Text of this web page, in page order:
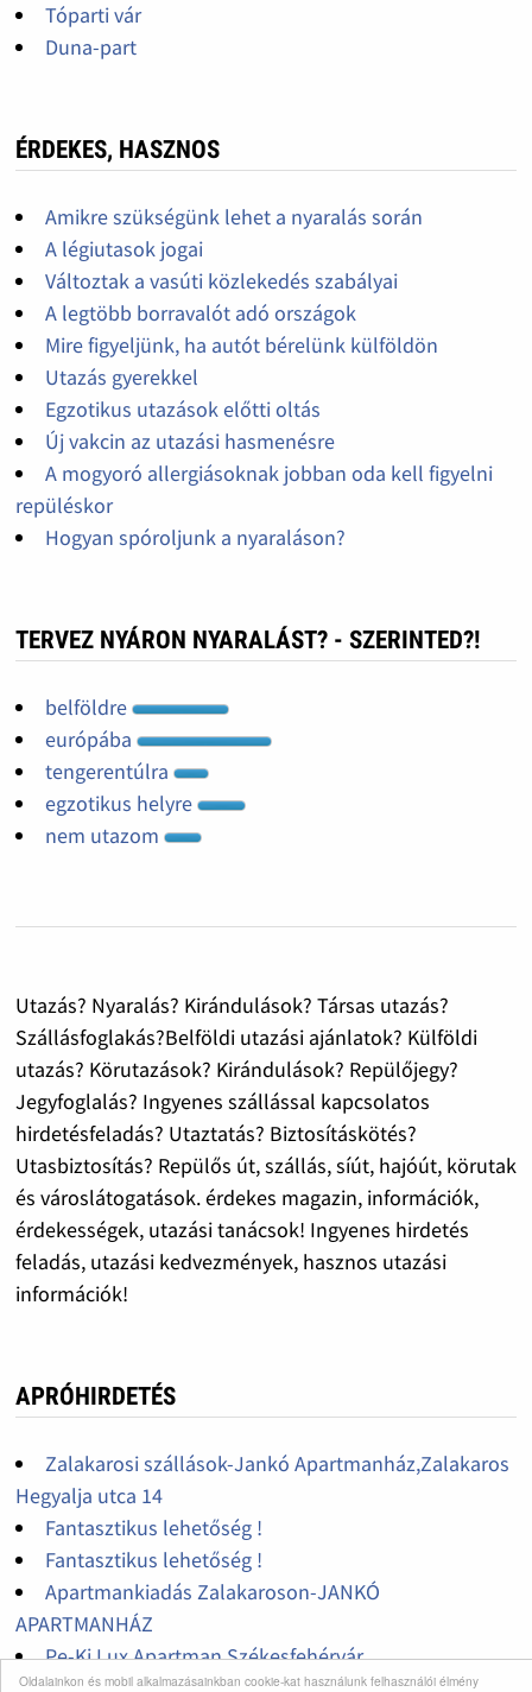
Oldalainkon és mobil alkalmazásainkban cookie-kat használunk felhasználói élmény
Tóparti vár
Duna-part
ÉRDEKES, HASZNOS
Amikre szükségünk lehet a nyaralás során
A légiutasok jogai
Változtak a vasúti közlekedés szabályai
A legtöbb borravalót adó országok
Mire figyeljünk, ha autót bérelünk külföldön
Utazás gyerekkel
Egzotikus utazások előtti oltás
Új vakcin az utazási hasmenésre
A mogyoró allergiásoknak jobban oda kell figyelni
repüléskor
Hogyan spóroljunk a nyaraláson?
TERVEZ NYÁRON NYARALÁST? - SZERINTED?!
belföldre
európába
tengerentúlra
egzotikus helyre
nem utazom
Utazás? Nyaralás? Kirándulások? Társas utazás?
Szállásfoglakás?Belföldi utazási ajánlatok? Külföldi
utazás? Körutazások? Kirándulások? Repülőjegy?
Jegyfoglalás? Ingyenes szállással kapcsolatos
hirdetésfeladás? Utaztatás? Biztosításkötés?
Utasbiztosítás? Repülős út, szállás, síút, hajóút, körutak
és városlátogatások. érdekes magazin, információk,
érdekességek, utazási tanácsok! Ingyenes hirdetés
feladás, utazási kedvezmények, hasznos utazási
információk!
APRÓHIRDETÉS
Zalakarosi szállások-Jankó Apartmanház,Zalakaros
Hegyalja utca 14
Fantasztikus lehetőség !
Fantasztikus lehetőség !
Apartmankiadás Zalakaroson-JANKÓ
APARTMANHÁZ
Pe-Ki Lux Apartman Székesfehérvár